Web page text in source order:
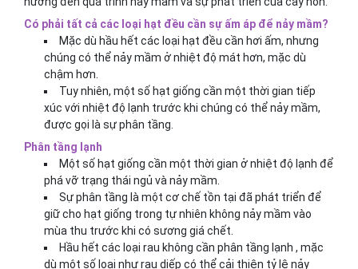
Có phải tất cả các loại hạt đều cần sự ấm áp để nảy mầm?
Mặc dù hầu hết các loại hạt đều cần hơi ấm, nhưng
chúng có thể nảy mầm ở nhiệt độ mát hơn, mặc dù
chậm hơn.
Tuy nhiên, một số hạt giống cần một thời gian tiếp
xúc với nhiệt độ lạnh trước khi chúng có thể nảy mầm,
được gọi là sự phân tầng.
Phân tầng lạnh
Một số hạt giống cần một thời gian ở nhiệt độ lạnh để
phá vỡ trạng thái ngủ và nảy mầm.
Sự phân tầng là một cơ chế tồn tại đã phát triển để
giữ cho hạt giống trong tự nhiên không nảy mầm vào
mùa thu trước khi có sương giá chết.
Hầu hết các loại rau không cần phân tầng lạnh , mặc
dù một số loại như rau diếp có thể cải thiện tỷ lệ nảy